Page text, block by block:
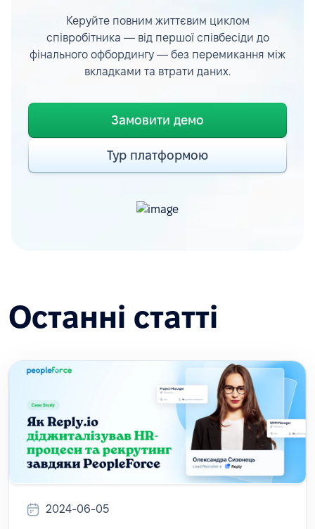
Керуйте повним життєвим циклом
співробітника — від першої співбесіди до
фінального офбордингу — без перемикання між
вкладками та втрати даних.
Замовити демо
Тур платформою
Останні статті
2024-06-05